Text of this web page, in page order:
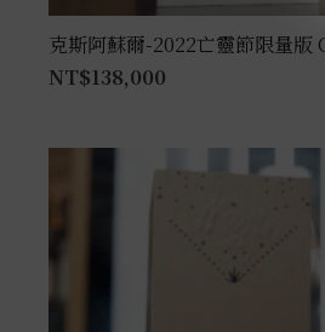
克斯阿蘇爾-2022亡靈節限量版
NT$138,000